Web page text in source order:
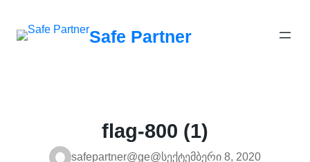
გადასვლა
Safe Partner
flag-800 (1)
safepartner@ge@სექტემბერი 8, 2020